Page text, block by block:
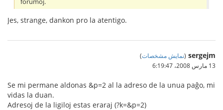
Jes, strange, dankon pro la atentigo.
sergejm
(نمایش مشخصات)
13 مارس 2008،‏ 6:19:47
Se mi permane aldonas &p=2 al la adreso de la unua paĝo, mi
vidas la duan.
Adresoj de la ligiloj estas eraraj (?k=&p=2)